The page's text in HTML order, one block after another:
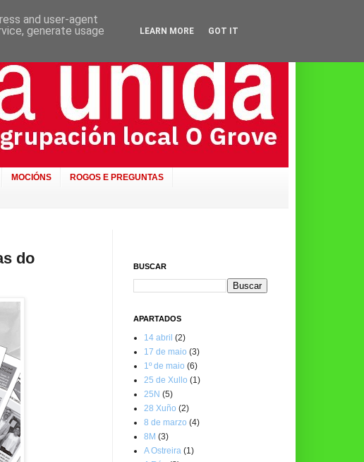
MOCIÓNS ROGOS E PREGUNTAS
do
BUSCAR
APARTADOS
14 abril (2)
17 de maio (3)
1º de maio (6)
25 de Xullo (1)
25N (5)
28 Xuño (2)
8 de marzo (4)
8M (3)
A Ostreira (1)
and user-agent
generate usage
LEARN MORE GOT IT